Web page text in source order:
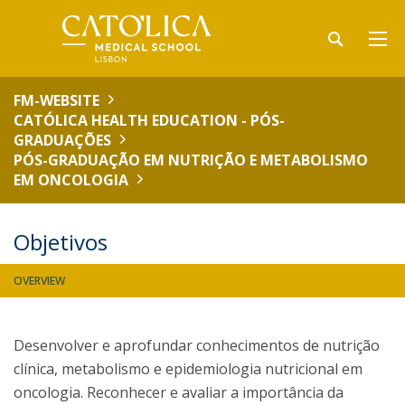
FM-WEBSITE
CATÓLICA HEALTH EDUCATION - PÓS-
GRADUAÇÕES
PÓS-GRADUAÇÃO EM NUTRIÇÃO E METABOLISMO
EM ONCOLOGIA
Objetivos
OVERVIEW
Desenvolver e aprofundar conhecimentos de nutrição
clínica, metabolismo e epidemiologia nutricional em
oncologia. Reconhecer e avaliar a importância da